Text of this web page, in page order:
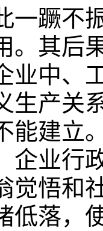
一蹶不
。其后
业中、
生产关
能建立
企业行
觉悟和
低落，